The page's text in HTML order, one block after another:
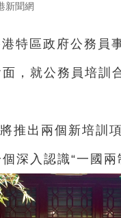
新聞網
特區政府公務員
，就公務員培訓
推出兩個新培訓
深入認識“一國兩